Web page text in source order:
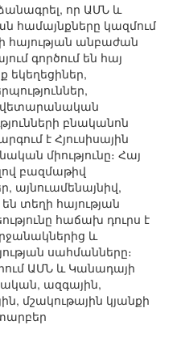
որ ԱՄՆ և
համայնքները կազմում
հայության անբաժան
գործում են հայ
բնականոն
է Հյուսիսային
միությունը։ Հայ
բազմաթիվ
այնուամենայնիվ,
տեղի հայության
հաճախ դուրս է
և
սահմանները։
ԱՄՆ և Կանադայի
ազգային,
մշակութային կյանքի